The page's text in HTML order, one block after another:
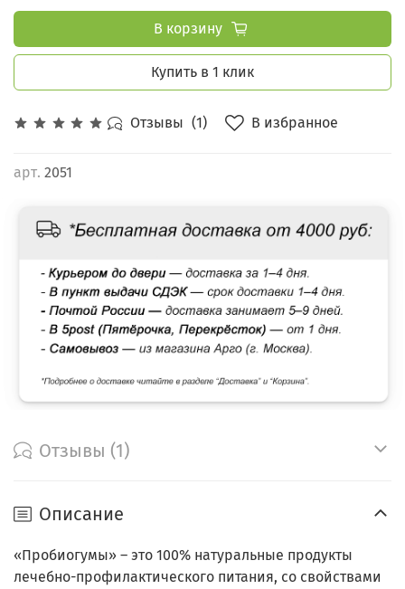
Отзывы (1) В избранное
арт. 2051
В корзину
Купить в 1 клик
Отзывы (1)
Описание
«Пробиогумы» – это 100% натуральные продукты
лечебно-профилактического питания, со свойствами